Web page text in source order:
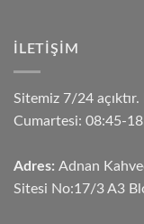
İLETIŞIM
Sitemiz 7/24
Cumartesi: 08:45-
Adres: Adnan
Sitesi No:17/3 A3